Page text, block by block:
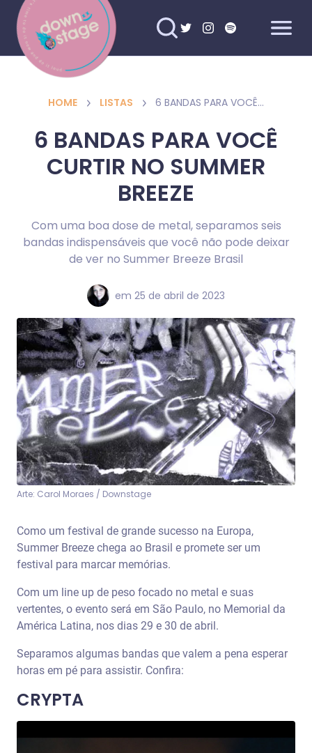
HOME LISTAS 6 BANDAS PARA VOCÊ CURTIR NO SUMMER BREEZE
6 BANDAS PARA VOCÊ
CURTIR NO SUMMER
BREEZE
Com uma boa dose de metal, separamos seis
bandas indispensáveis que você não pode deixar
de ver no Summer Breeze Brasil
em 25 de abril de 2023
Arte: Carol Moraes / Downstage
Como um festival de grande sucesso na Europa,
Summer Breeze chega ao Brasil e promete ser um
festival para marcar memórias.
Com um line up de peso focado no metal e suas
vertentes, o evento será em São Paulo, no Memorial da
América Latina, nos dias 29 e 30 de abril.
Separamos algumas bandas que valem a pena esperar
horas em pé para assistir. Confira:
CRYPTA